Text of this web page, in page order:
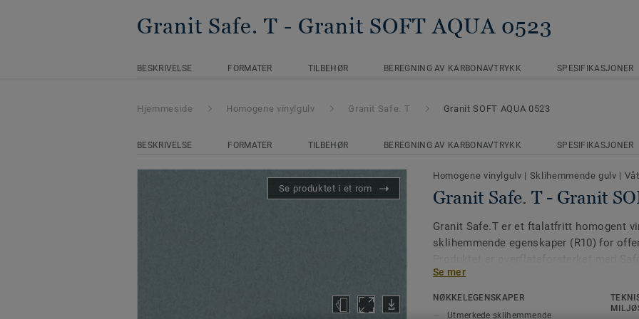
Granit Safe. T - Granit SOFT AQUA 0523
BESKRIVELSE FORMATER TILBEHØR BEREGNING AV KARBONAVTRYKK SPESIFIKASJONER
Hjemmeside Homogene vinylgulv Granit Safe. T Granit SOFT AQUA 0523
BESKRIVELSE FORMATER TILBEHØR BEREGNING AV KARBONAVTRYKK SPESIFIKASJONER
Se produktet i et rom
Homogene vinylgulv | Sklihemmende gulv |
Granit Safe. T - Granit
Granit Safe.T er et ftalatfritt homogent
sklihemmende egenskaper (R10) for
svært holdbar og lettvasket overflate.
Tilgjengelig som rullevare i 24 farger,
Se mer
NØKKELEGENSKAPER
Utmerkede sklihemmende